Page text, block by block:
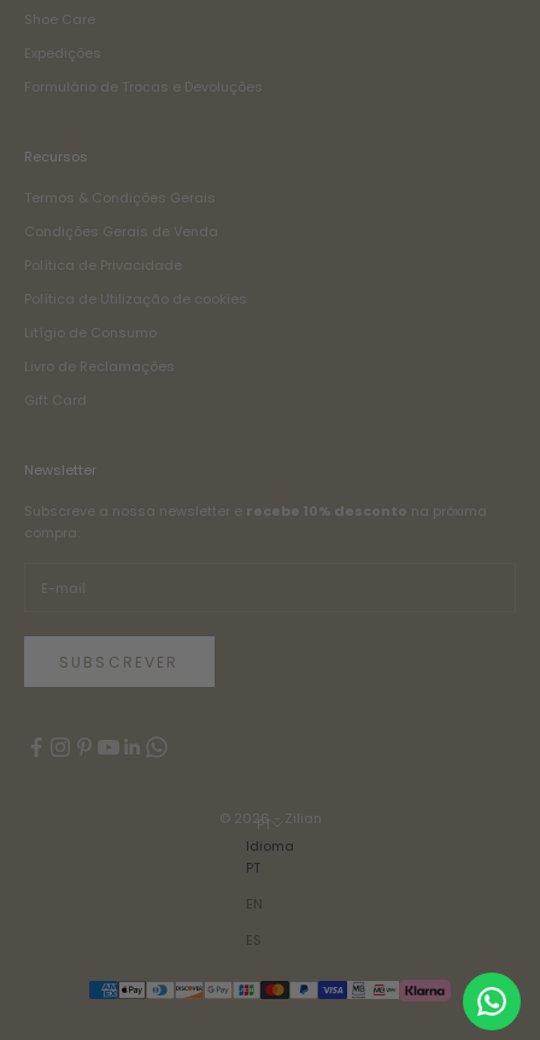
Shoe Care
Expedições
Formulário de Trocas e Devoluções
Recursos
Termos & Condições Gerais
Condições Gerais de Venda
Política de Privacidade
Política de Utilização de cookies
Litígio de Consumo
Livro de Reclamações
Gift Card
Newsletter
Subscreve a nossa newsletter e recebe 10% desconto na próxima
compra.
SUBSCREVER
PT
Idioma
PT
EN
ES
© 2026 - Zilian